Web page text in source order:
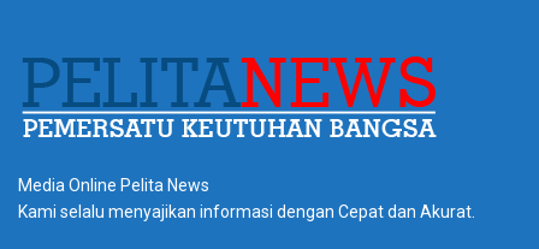
Media Online Pelita News
Kami selalu menyajikan informasi dengan Cepat dan Akurat.